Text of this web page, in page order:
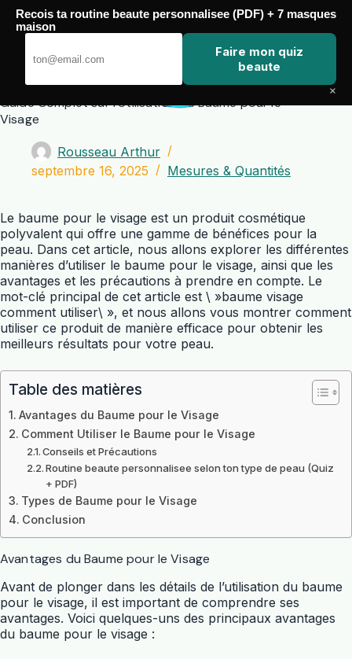
Passer
contenu
Guide Complet sur l’Utilisation du Baume pour le
Visage
Rousseau Arthur
septembre 16, 2025
Mesures & Quantités
Le baume pour le visage est un produit cosmétique
polyvalent qui offre une gamme de bénéfices pour la
peau. Dans cet article, nous allons explorer les différentes
manières d’utiliser le baume pour le visage, ainsi que les
avantages et les précautions à prendre en compte. Le
mot-clé principal de cet article est \ »baume visage
comment utiliser\ », et nous allons vous montrer comment
utiliser ce produit de manière efficace pour obtenir les
meilleurs résultats pour votre peau.
Table des matières
Avantages du Baume pour le Visage
Comment Utiliser le Baume pour le Visage
Conseils et Précautions
Routine beaute personnalisee selon ton type de peau (Quiz
+ PDF)
Types de Baume pour le Visage
Conclusion
Avantages du Baume pour le Visage
Avant de plonger dans les détails de l’utilisation du baume
pour le visage, il est important de comprendre ses
avantages. Voici quelques-uns des principaux avantages
du baume pour le visage :
Recois ta routine beaute personnalisee (PDF) + 7 masques
maison
Faire mon quiz
beaute
×